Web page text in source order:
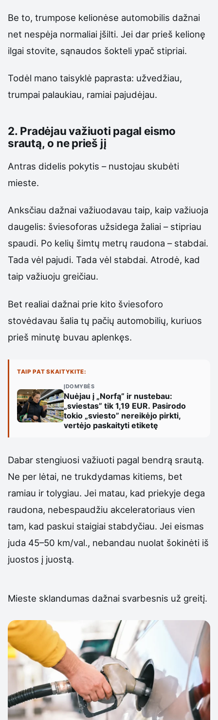
Be to, trumpose kelionėse automobilis dažnai
net nespėja normaliai įšilti. Jei dar prieš kelionę
ilgai stovite, sąnaudos šokteli ypač stipriai.
Todėl mano taisyklė paprasta: užvedžiau,
trumpai palaukiau, ramiai pajudėjau.
2. Pradėjau važiuoti pagal eismo
srautą, o ne prieš jį
Antras didelis pokytis – nustojau skubėti
mieste.
Anksčiau dažnai važiuodavau taip, kaip važiuoja
daugelis: šviesoforas užsidega žaliai – stipriau
spaudi. Po kelių šimtų metrų raudona – stabdai.
Tada vėl pajudi. Tada vėl stabdai. Atrodė, kad
taip važiuoju greičiau.
Bet realiai dažnai prie kito šviesoforo
stovėdavau šalia tų pačių automobilių, kuriuos
prieš minutę buvau aplenkęs.
TAIP PAT SKAITYKITE:
ĮDOMYBĖS
Nuėjau į „Norfą” ir nustebau:
„sviestas” tik 1,19 EUR. Pasirodo
tokio „sviesto” nereikėjo pirkti,
vertėjo paskaityti etiketę
Dabar stengiuosi važiuoti pagal bendrą srautą.
Ne per lėtai, ne trukdydamas kitiems, bet
ramiau ir tolygiau. Jei matau, kad priekyje dega
raudona, nebespaudžiu akceleratoriaus vien
tam, kad paskui staigiai stabdyčiau. Jei eismas
juda 45–50 km/val., nebandau nuolat šokinėti iš
juostos į juostą.
Mieste sklandumas dažnai svarbesnis už greitį.